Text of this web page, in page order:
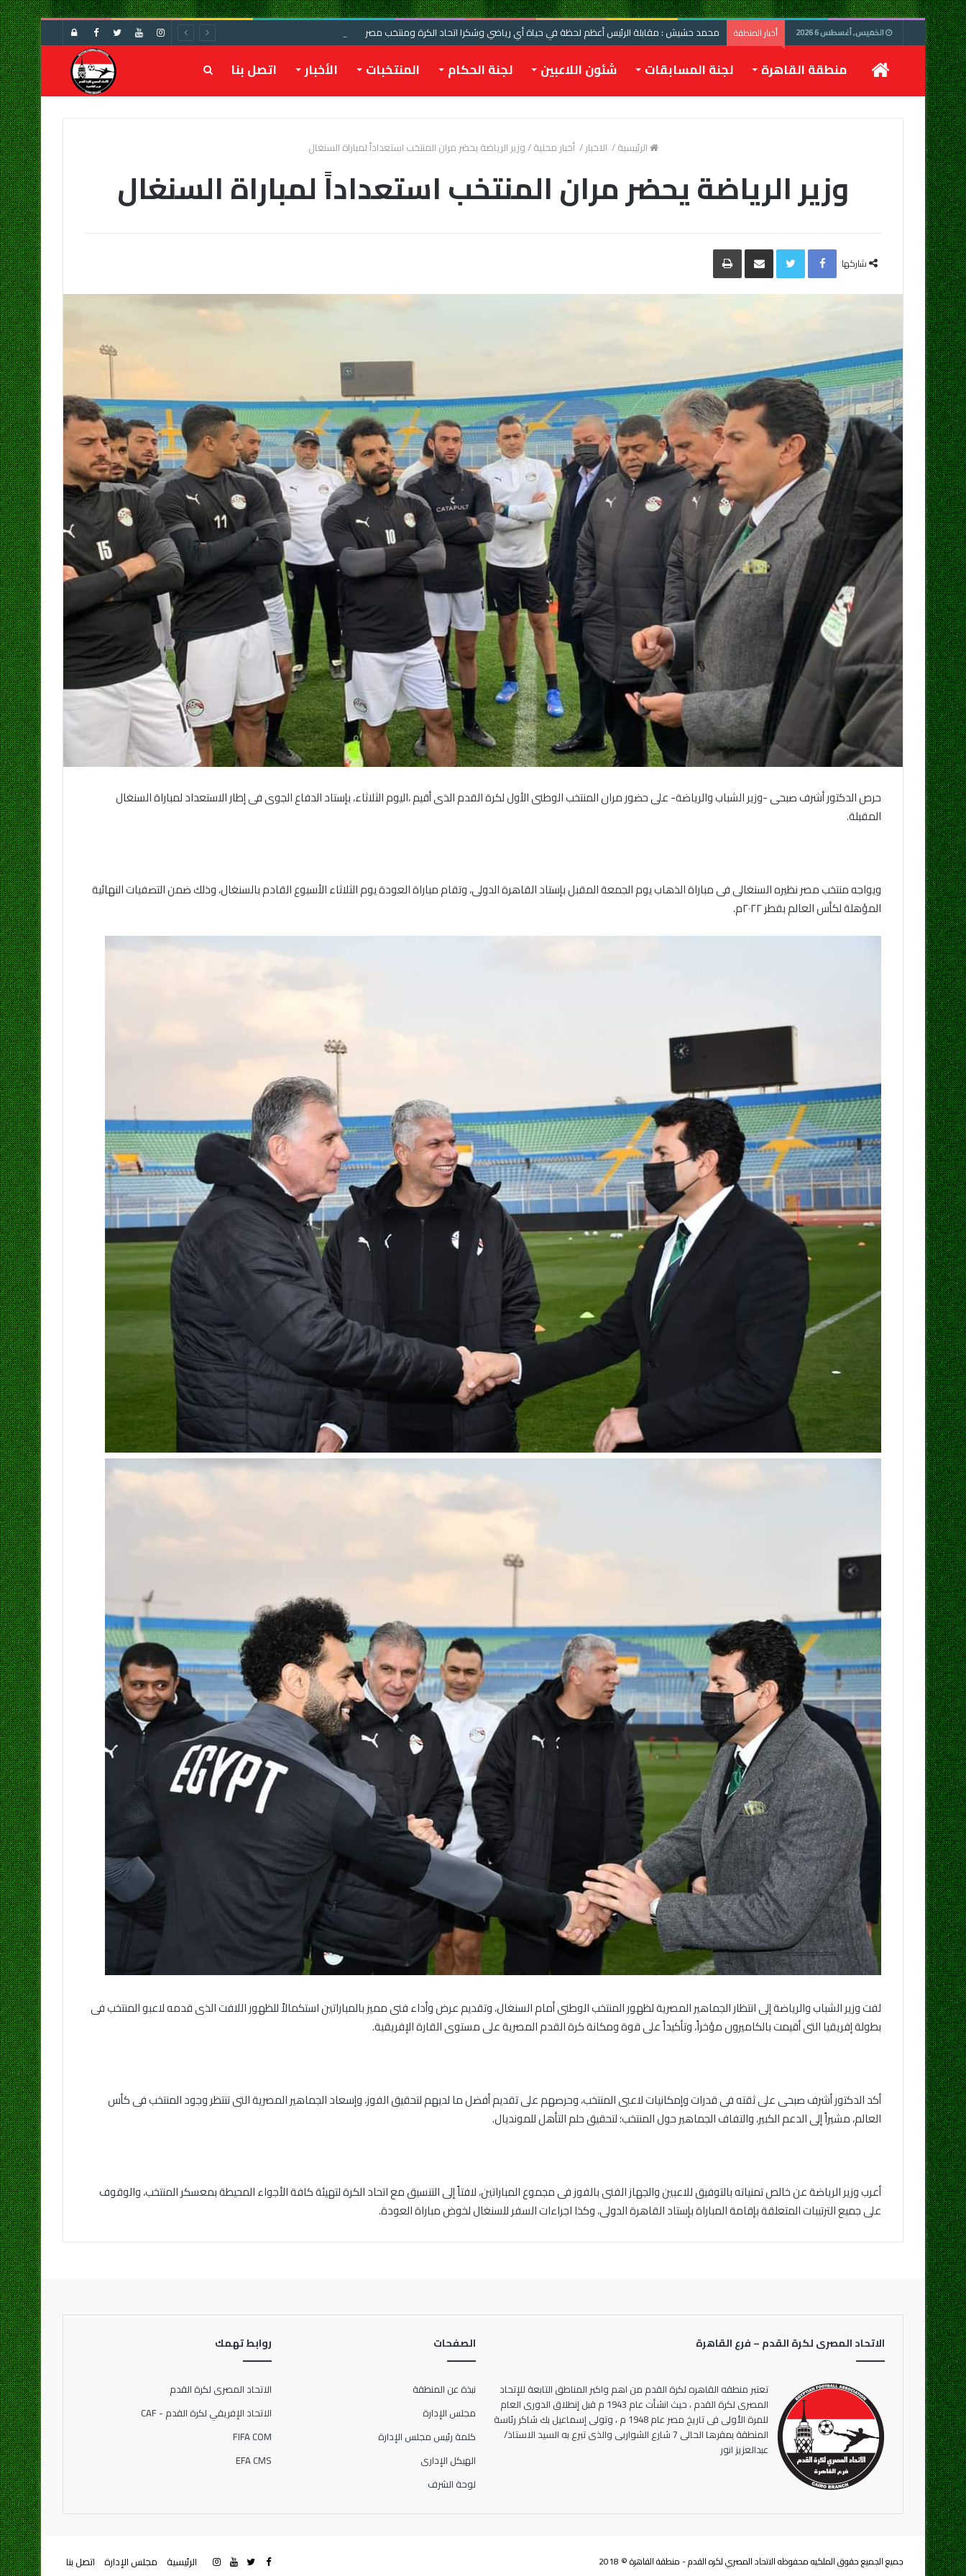
الخميس, أغسطس 6 2026 أخبار المنطقة محمد حشيش : مقابلة الرئيس أعظم لحظة في حياة أي رياضي وشكرا اتحاد الكرة ومنتخب مصر
تسجيل
الرئيسيةمنطقة القاهرة لجنة المسابقات شئون اللاعبين لجنة الحكام المنتخبات الأخبار اتصل بنا بحث
عن
الرئيسية/ الاخبار/ أخبار محلية/وزير الرياضة يحضر مران المنتخب استعداداً لمباراة السنغال
وزير الرياضة يحضر مران المنتخب استعداداً لمباراة السنغال
شاركها
Facebook
Twitter مشاركة
البريد
طباعة
حرص الدكتور أشرف صبحى -وزير الشباب والرياضة- على حضور مران المنتخب الوطنى الأول لكرة القدم الذى أقيم ،اليوم الثلاثاء، بإستاد الدفاع الجوى فى إطار الاستعداد لمباراة السنغال
المقبلة.
ويواجه منتخب مصر نظيره السنغالى فى مباراة الذهاب يوم الجمعة المقبل بإستاد القاهرة الدولى، وتقام مباراة العودة يوم الثلاثاء الأسبوع القادم بالسنغال، وذلك ضمن التصفيات النهائية
المؤهلة لكأس العالم بقطر ٢٠٢٢م.
لفت وزير الشباب والرياضة إلى انتظار الجماهير المصرية لظهور المنتخب الوطنى أمام السنغال، وتقديم عرض وأداء فنى مميز بالمباراتين استكمالاً للظهور اللافت الذى قدمه لاعبو المنتخب فى
بطولة إفريقيا التى أقيمت بالكاميرون مؤخراً، وتأكيداً على قوة ومكانة كرة القدم المصرية على مستوى القارة الإفريقية.
أكد الدكتور أشرف صبحى على ثقته فى قدرات وإمكانيات لاعبى المنتخب، وحرصهم على تقديم أفضل ما لديهم لتحقيق الفوز، وإسعاد الجماهير المصرية التى تنتظر وجود المنتخب فى كأس
العالم، مشيراً إلى الدعم الكبير، والتفاف الجماهير حول المنتخب؛ لتحقيق حلم التأهل للمونديال.
أعرب وزير الرياضة عن خالص تمنياته بالتوفيق للاعبين والجهاز الفنى بالفوز فى مجموع المباراتين، لافتاً إلى التنسيق مع اتحاد الكرة لتهيئة كافة الأجواء المحيطة بمعسكر المنتخب، والوقوف
على جميع الترتيبات المتعلقة بإقامة المباراة بإستاد القاهرة الدولى، وكذا اجراءات السفر للسنغال لخوض مباراة العودة.
الاتحاد المصرى لكرة القدم – فرع القاهرة
تعتبر منطقه القاهره لكرة القدم من اهم واكبر المناطق التابعة للإتحاد
المصرى لكرة القدم ، حيث انشأت عام 1943 م قبل إنطلاق الدورى العام
للمرة الأولى فى تاريخ مصر عام 1948 م ، وتولى إسماعيل بك شاكر رئاسة
المنطقة بمقرها الحالى 7 شارع الشواربى والذى تبرع به السيد الاستاذ/
عبدالعزيز انور
الصفحات
نبذة عن المنطقة
مجلس الإدارة
كلمة رئيس مجلس الإدارة
الهيكل الإدارى
لوحة الشرف
روابط تهمك
الاتحاد المصرى لكرة القدم
الاتحاد الإفريقي لكرة القدم - CAF
FIFA COM
EFA CMS
جميع الجميع حقوق الملكيه محفوظه الاتحاد المصري لكره القدم - منطقة القاهرة © 2018
الرئيسية مجلس الإدارة اتصل بنا